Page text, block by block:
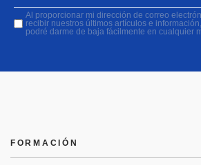
Al proporcionar mi dirección de correo
recibir nuestros últimos artículos e
podré darme de baja fácilmente en cualquier
FORMACIÓN